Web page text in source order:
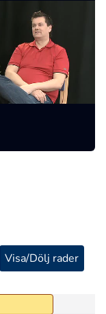
Visa/Dölj rader